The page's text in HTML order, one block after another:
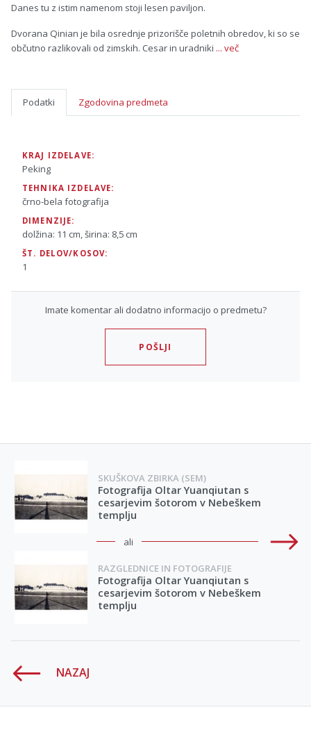
Danes tu z istim namenom stoji lesen paviljon.
Dvorana Qinian je bila osrednje prizorišče poletnih obredov, ki so se
občutno razlikovali od zimskih. Cesar in uradniki ... več
Podatki Zgodovina predmeta
KRAJ IZDELAVE:
Peking
TEHNIKA IZDELAVE:
črno-bela fotografija
DIMENZIJE:
dolžina: 11 cm, širina: 8,5 cm
ŠT. DELOV/KOSOV:
1
Imate komentar ali dodatno informacijo o predmetu?
POŠLJI
SKUŠKOVA ZBIRKA (SEM)
Fotografija Oltar Yuanqiutan s
cesarjevim šotorom v Nebeškem
templju
ali
RAZGLEDNICE IN FOTOGRAFIJE
Fotografija Oltar Yuanqiutan s
cesarjevim šotorom v Nebeškem
templju
NAZAJ